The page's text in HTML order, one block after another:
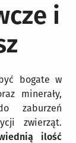
i
bogate w
minerały,
zaburzeń
zwierząt.
ilość